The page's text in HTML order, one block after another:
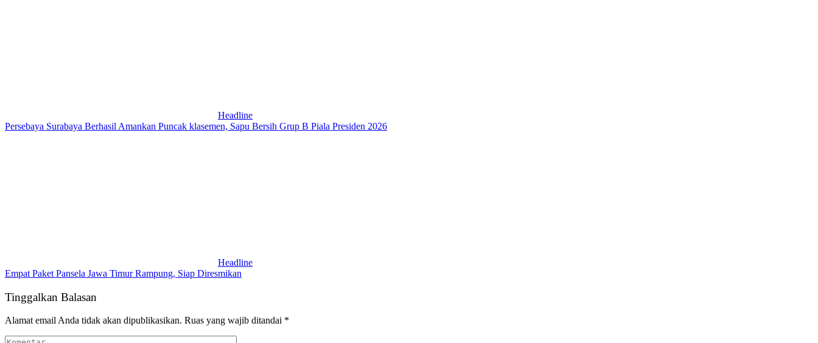
Headline
Persebaya Surabaya Berhasil Amankan Puncak klasemen, Sapu Bersih Grup B Piala Presiden 2026
Headline
Empat Paket Pansela Jawa Timur Rampung, Siap Diresmikan
Tinggalkan Balasan
Alamat email Anda tidak akan dipublikasikan. Ruas yang wajib ditandai *